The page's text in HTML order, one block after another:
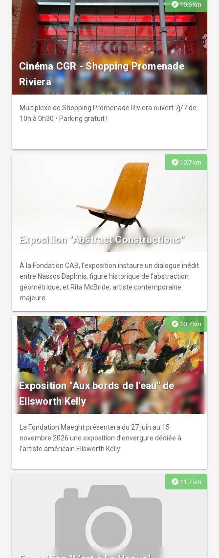
explore10.6 km
Cinéma CGR - Shopping Promenade
Riviera
Multiplexe de Shopping Promenade Riviera ouvert 7j/7 de
10h à 0h30 • Parking gratuit !
explore 10.7 km
Exposition "Abstract Constructions"
À la Fondation CAB, l’exposition instaure un dialogue inédit
entre Nassos Daphnis, figure historique de l’abstraction
géométrique, et Rita McBride, artiste contemporaine
majeure.
explore 10.7 km
Exposition "Aux bords de l'eau" de
Ellsworth Kelly
La Fondation Maeght présentera du 27 juin au 15
novembre 2026 une exposition d’envergure dédiée à
l’artiste américain Ellsworth Kelly.
explore 11.7 km